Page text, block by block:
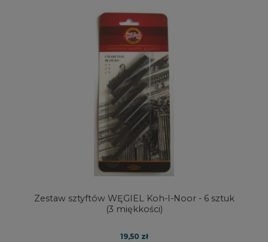
Zestaw sztyftów WĘGIEL Koh-I-Noor - 6 sztuk
(3 miękkości)
19,50 zł